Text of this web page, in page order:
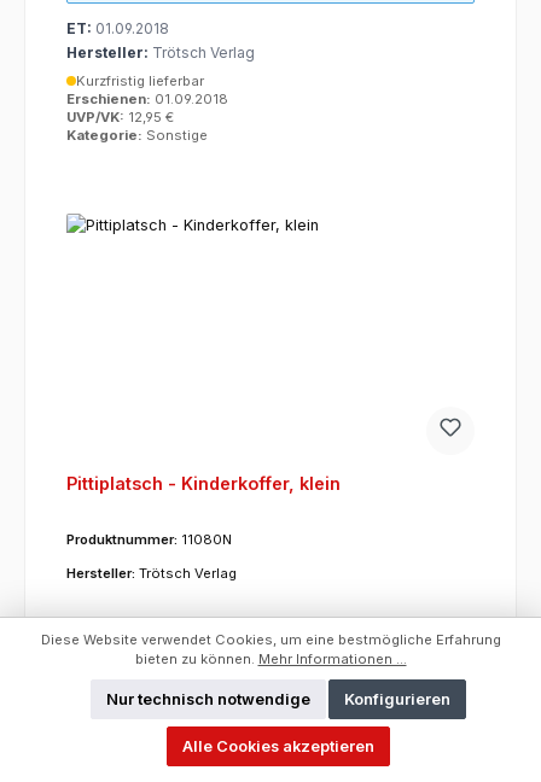
ET: 01.09.2018
Hersteller: Trötsch Verlag
Kurzfristig lieferbar
Erschienen: 01.09.2018
UVP/VK: 12,95 €
Kategorie: Sonstige
Pittiplatsch - Kinderkoffer, klein
Produktnummer: 11080N
Hersteller: Trötsch Verlag
Um dieses Produkt zu bestellen, melden Sie sich
bittehieran.
Diese Website verwendet Cookies, um eine bestmögliche Erfahrung
bieten zu können. Mehr Informationen ...
Nur technisch notwendige Konfigurieren
Alle Cookies akzeptieren